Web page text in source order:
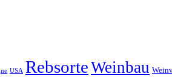
USA RebsorteWeinbau